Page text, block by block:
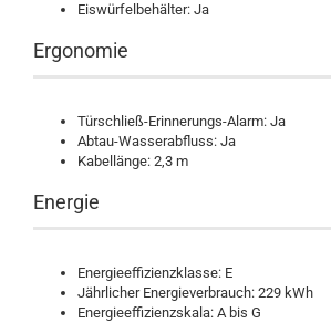
Eiswürfelbehälter: Ja
Ergonomie
Türschließ-Erinnerungs-Alarm: Ja
Abtau-Wasserabfluss: Ja
Kabellänge: 2,3 m
Energie
Energieeffizienzklasse: E
Jährlicher Energieverbrauch: 229 kWh
Energieeffizienzskala: A bis G